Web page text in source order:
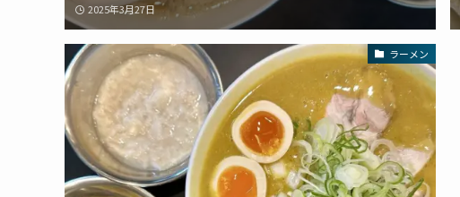
2025年3月27日
ラーメン